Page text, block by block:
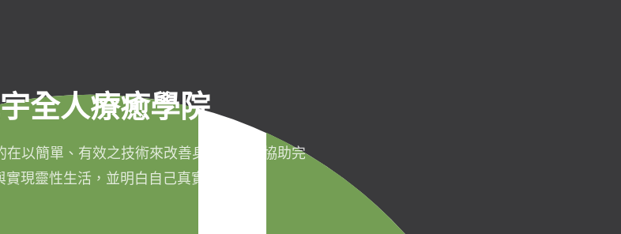
全人療癒學院
在以簡單、有效之技術來改善身心健康，協助完
實現靈性生活，並明白自己真實的本質。